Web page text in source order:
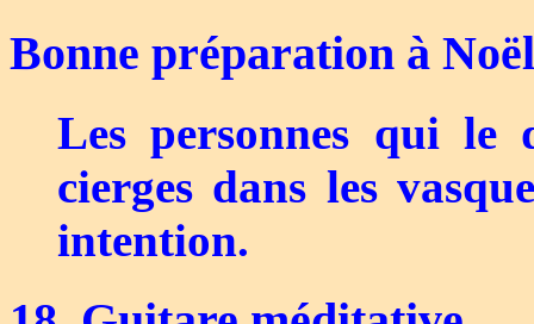
Bonne préparation à
Les personnes qui le
cierges dans les
intention.